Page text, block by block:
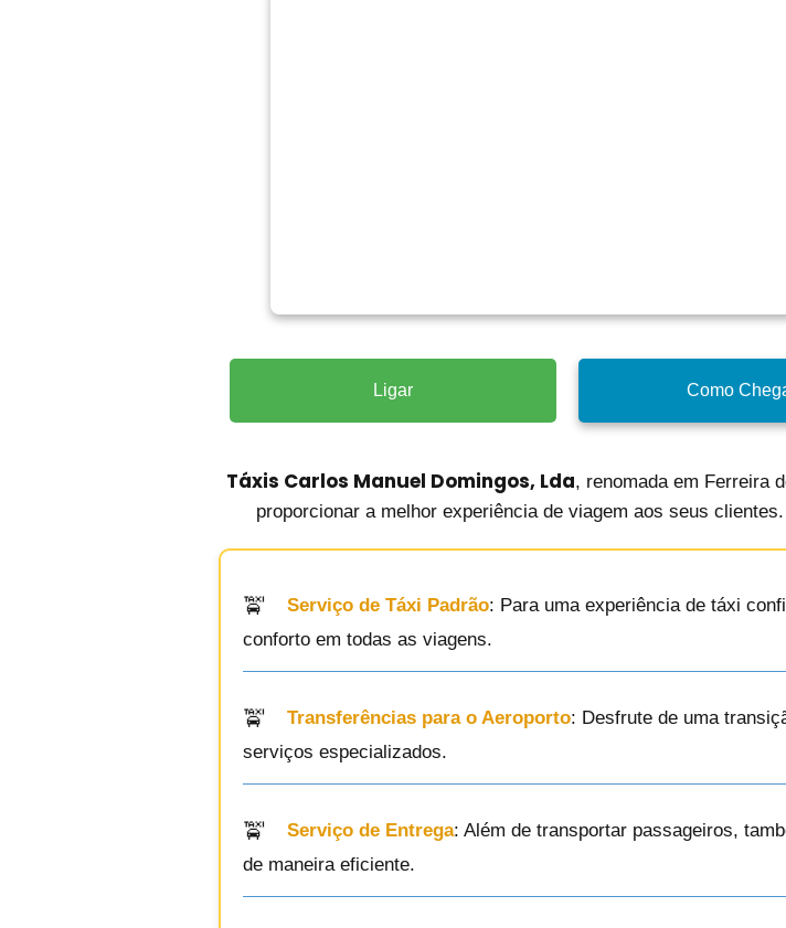
Ligar Como
Táxis Carlos Manuel Domingos, Lda, renomada em Ferreira
proporcionar a melhor experiência de viagem aos seus
Serviço de Táxi Padrão: Para uma experiência de táxi
conforto em todas as viagens.
Transferências para o Aeroporto: Desfrute de uma
serviços especializados.
Serviço de Entrega: Além de transportar passageiros,
de maneira eficiente.